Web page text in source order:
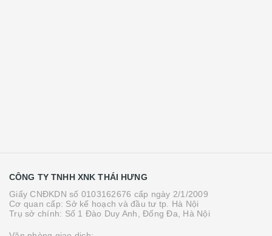
CÔNG TY TNHH XNK THÁI HƯNG
Giấy CNĐKDN số 0103162676 cấp ngày 2/1/2009
Cơ quan cấp: Sở kế hoạch và đầu tư tp. Hà Nội
Trụ sở chính: Số 1 Đào Duy Anh, Đống Đa, Hà Nội